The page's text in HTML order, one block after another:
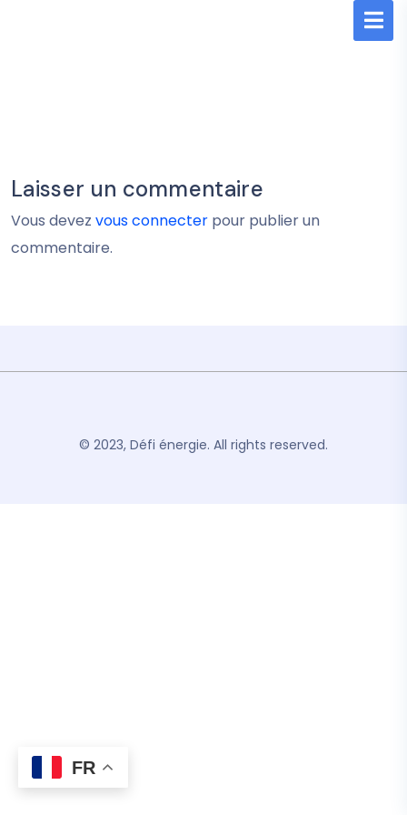
Laisser un commentaire
Vous devez vous connecter pour publier un
commentaire.
© 2023, Défi énergie. All rights reserved.
FR